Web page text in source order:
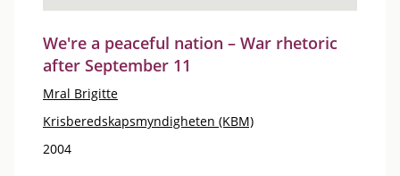
We're a peaceful nation – War rhetoric
after September 11
Mral Brigitte
Krisberedskapsmyndigheten (KBM)
2004